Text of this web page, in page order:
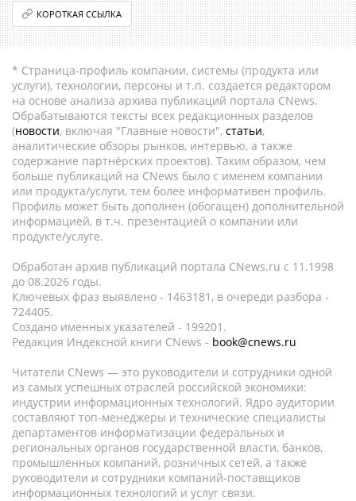
КОРОТКАЯ ССЫЛКА
* Страница-профиль компании, системы (продукта или
услуги), технологии, персоны и т.п. создается редактором
на основе анализа архива публикаций портала CNews.
Обрабатываются тексты всех редакционных разделов
(новости, включая "Главные новости", статьи,
аналитические обзоры рынков, интервью, а также
содержание партнёрских проектов). Таким образом, чем
больше публикаций на CNews было с именем компании
или продукта/услуги, тем более информативен профиль.
Профиль может быть дополнен (обогащен) дополнительной
информацией, в т.ч. презентацией о компании или
продукте/услуге.
Обработан архив публикаций портала CNews.ru c 11.1998
до 08.2026 годы.
Ключевых фраз выявлено - 1463181, в очереди разбора -
724405.
Создано именных указателей - 199201.
Редакция Индексной книги CNews - book@cnews.ru
Читатели CNews — это руководители и сотрудники одной
из самых успешных отраслей российской экономики:
индустрии информационных технологий. Ядро аудитории
составляют топ-менеджеры и технические специалисты
департаментов информатизации федеральных и
региональных органов государственной власти, банков,
промышленных компаний, розничных сетей, а также
руководители и сотрудники компаний-поставщиков
информационных технологий и услуг связи.